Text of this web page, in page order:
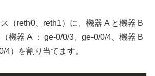
（reth0、reth1）に、機器 A と機器 B
機器 A ： ge-0/0/3、ge-0/0/4、機器 B
4）を割り当てます。